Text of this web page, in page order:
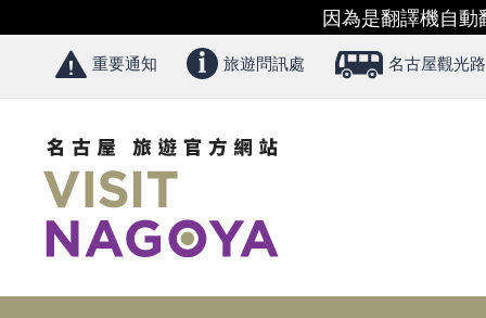
因為是翻譯機自
重要通知 旅遊問訊處 名古屋觀光